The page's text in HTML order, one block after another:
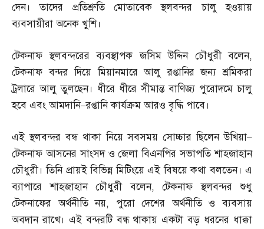
দেন। তাদের প্রতিশ্রুতি মোতাবেক স্থলবন্দর চালু হওয়ায়
ব্যবসায়ীরা অনেক খুশি।
টেকনাফ স্থলবন্দরের ব্যবস্থাপক জসিম উদ্দিন চৌধুরী বলেন,
টেকনাফ বন্দর দিয়ে মিয়ানমারে আলু রপ্তানির জন্য শ্রমিকরা
ট্রলারে আলু তুলছেন। ধীরে ধীরে সীমান্ত বাণিজ্য পুরোদমে চালু
হবে এবং আমদানি–রপ্তানি কার্যক্রম আরও বৃদ্ধি পাবে।
এই স্থলবন্দর বন্ধ থাকা নিয়ে সবসময় সোচ্চার ছিলেন উখিয়া–
টেকনাফ আসনের সাংসদ ও জেলা বিএনপির সভাপতি শাহজাহান
চৌধুরী। তিনি প্রায়ই বিভিন্ন মিটিংয়ে এই বিষয়ে কথা বলতেন। এ
ব্যাপারে শাহজাহান চৌধুরী বলেন, টেকনাফ স্থলবন্দর শুধু
টেকনাফের অর্থনীতি নয়, পুরো দেশের অর্থনীতি ও ব্যবসায়
অবদান রাখে। এই বন্দরটি বন্ধ থাকায় একটা বড় ধরনের ধাক্কা